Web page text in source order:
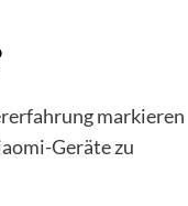
markieren
Geräte zu